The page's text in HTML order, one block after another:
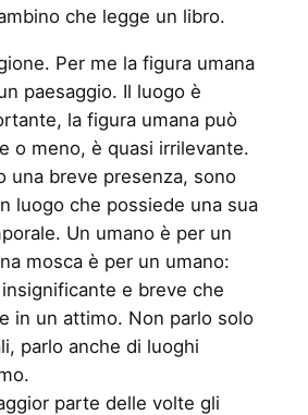
che legge un libro.
Per me la figura umana
paesaggio. Il luogo è
la figura umana può
o meno, è quasi irrilevante.
una breve presenza, sono
luogo che possiede una sua
Un umano è per un
mosca è per un umano:
e breve che
in un attimo. Non parlo solo
parlo anche di luoghi
parte delle volte gli